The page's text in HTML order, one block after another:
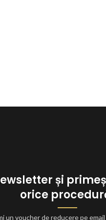
și
orice
un voucher de reducere pe email